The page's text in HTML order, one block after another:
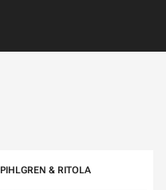
PIHLGREN & RITOLA